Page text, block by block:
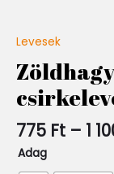
Levesek
775 Ft – 1
Adag